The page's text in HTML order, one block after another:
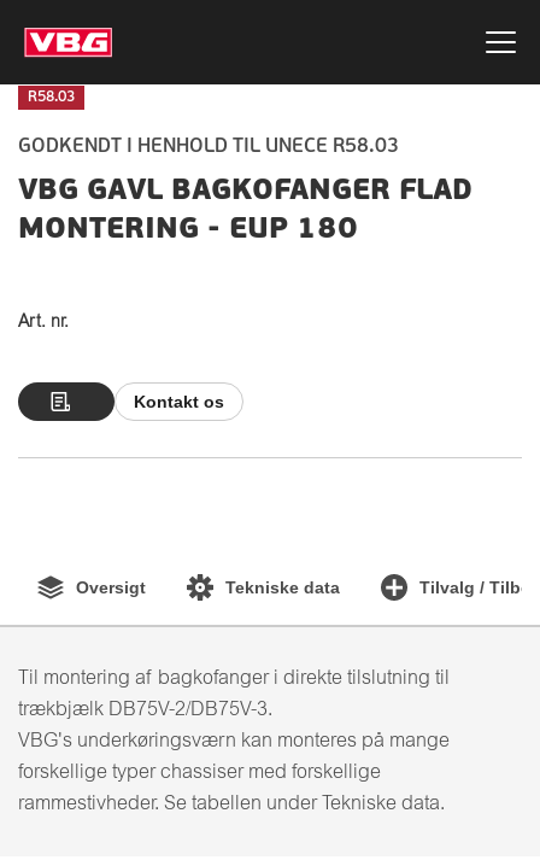
R58.03
GODKENDT I HENHOLD TIL UNECE R58.03
VBG GAVL BAGKOFANGER FLAD
MONTERING - EUP 180
Art. nr.
Kontakt os
Oversigt Tekniske data Tilvalg /
Til montering af bagkofanger i direkte tilslutning til
trækbjælk DB75V-2/DB75V-3.
VBG's underkøringsværn kan monteres på mange
forskellige typer chassiser med forskellige
rammestivheder. Se tabellen under Tekniske data.